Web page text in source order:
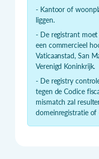
- Kantoor of
liggen.
- De registrant
een commercieel
Vaticaanstad, San
Verenigd Koninkrijk.
- De registry
tegen de Codice
mismatch zal
domeinregistratie of